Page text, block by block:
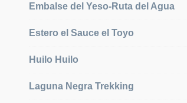
Embalse del Yeso-Ruta del Agua
Estero el Sauce el Toyo
Huilo Huilo
Laguna Negra Trekking